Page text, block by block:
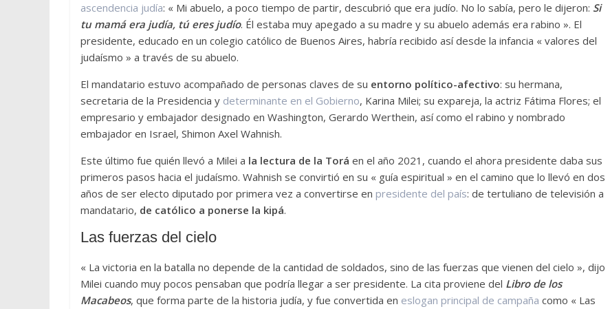
ascendencia judía: « Mi abuelo, a poco tiempo de partir, descubrió que era judío. No lo sabía, pero le dijeron: Si
tu mamá era judía, tú eres judío. Él estaba muy apegado a su madre y su abuelo además era rabino ». El
presidente, educado en un colegio católico de Buenos Aires, habría recibido así desde la infancia « valores del
judaísmo » a través de su abuelo.
El mandatario estuvo acompañado de personas claves de su entorno político-afectivo: su hermana,
secretaria de la Presidencia y determinante en el Gobierno, Karina Milei; su expareja, la actriz Fátima Flores; el
empresario y embajador designado en Washington, Gerardo Werthein, así como el rabino y nombrado
embajador en Israel, Shimon Axel Wahnish.
Este último fue quién llevó a Milei a la lectura de la Torá en el año 2021, cuando el ahora presidente daba sus
primeros pasos hacia el judaísmo. Wahnish se convirtió en su « guía espiritual » en el camino que lo llevó en dos
años de ser electo diputado por primera vez a convertirse en presidente del país: de tertuliano de televisión a
mandatario, de católico a ponerse la kipá.
Las fuerzas del cielo
« La victoria en la batalla no depende de la cantidad de soldados, sino de las fuerzas que vienen del cielo », dijo
Milei cuando muy pocos pensaban que podría llegar a ser presidente. La cita proviene del Libro de los
Macabeos, que forma parte de la historia judía, y fue convertida en eslogan principal de campaña como « Las